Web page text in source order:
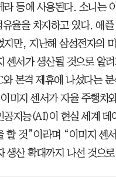
라 등에 사용된다. 소니는
유율을 차지하고 있다. 애
지만, 지난해 삼성전자의
센서가 생산될 것으로 알
본격 제휴에 나섰다는
미지 센서가 자율 주행차
공지능(AI)이 현실 세계 데
할 것”이라며 “이미지 센
생산 확대까지 나선 것으